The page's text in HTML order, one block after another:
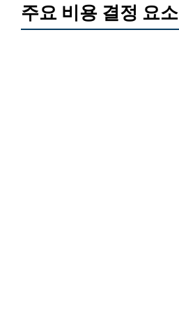
주요 비용 결정 요소